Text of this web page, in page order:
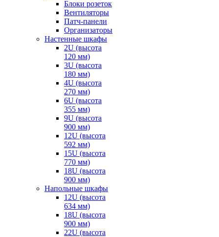
Блоки розеток
Вентиляторы
Патч-панели
Организаторы
Настенные шкафы
2U (высота
120 мм)
3U (высота
180 мм)
4U (высота
270 мм)
6U (высота
355 мм)
9U (высота
900 мм)
12U (высота
592 мм)
15U (высота
770 мм)
18U (высота
900 мм)
Напольные шкафы
12U (высота
634 мм)
18U (высота
900 мм)
22U (высота